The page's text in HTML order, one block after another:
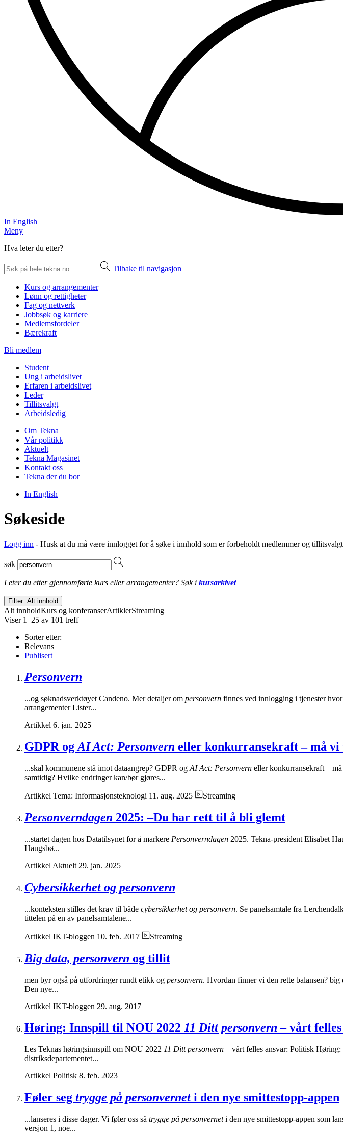
In English
Meny
Hva leter du etter?
Tilbake til navigasjon
Kurs og arrangementer
Lønn og rettigheter
Fag og nettverk
Jobbsøk og karriere
Medlemsfordeler
Bærekraft
Bli medlem
Student
Ung i arbeidslivet
Erfaren i arbeidslivet
Leder
Tillitsvalgt
Arbeidsledig
Om Tekna
Vår politikk
Aktuelt
Tekna Magasinet
Kontakt oss
Tekna der du bor
In English
Søkeside
Logg inn - Husk at du må være innlogget for å søke i innhold som er forbeholdt medlemmer og
søk
Leter du etter gjennomførte kurs eller arrangementer? Søk i kursarkivet
Filter: Alt innhold
Alt innholdKurs og konferanserArtiklerStreaming
Viser 1–25 av 101 treff
Sorter etter:
Relevans
Publisert
Personvern
...og søknadsverktøyet Candeno. Mer detaljer om personvern finnes ved innlogging i tjenester
arrangementer Lister...
Artikkel 6. jan. 2025
GDPR ogAI Act: Personvern eller konkurransekraft – må vi
...skal kommunene stå imot dataangrep? GDPR og AI Act: Personvern eller konkurransekraft –
samtidig? Hvilke endringer kan/bør gjøres...
Artikkel Tema: Informasjonsteknologi 11. aug. 2025 Streaming
Personverndagen 2025: –Du har rett til å bli glemt
...startet dagen hos Datatilsynet for å markere Personverndagen 2025. Tekna-president Elisabet
Haugsbø...
Artikkel Aktuelt 29. jan. 2025
Cybersikkerhet og personvern
...konteksten stilles det krav til både cybersikkerhet og personvern. Se panelsamtale fra
tittelen på en av panelsamtalene...
Artikkel IKT-bloggen 10. feb. 2017 Streaming
Big data, personvern og tillit
men byr også på utfordringer rundt etikk og personvern. Hvordan finner vi den rette balansen?
Den nye...
Artikkel IKT-bloggen 29. aug. 2017
Høring: Innspill til NOU 2022 11 Ditt personvern – vårt
Les Teknas høringsinnspill om NOU 2022 11 Ditt personvern – vårt felles ansvar: Politisk
distriksdepartementet...
Artikkel Politisk 8. feb. 2023
Føler seg trygge på personverneti den nye smittestopp-appen
...lanseres i disse dager. Vi føler oss så trygge på personverneti den nye smittestopp-appen som
versjon 1, noe...